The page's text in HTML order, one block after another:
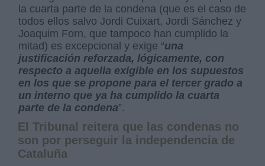
la cuarta parte de la condena (que es el caso de
todos ellos salvo Jordi Cuixart, Jordi Sánchez y
Joaquim Forn, que tampoco han cumplido la
mitad) es excepcional y exige “una
justificación reforzada, lógicamente, con
respecto a aquella exigible en los supuestos
en los que se propone para el tercer grado a
un interno que ya ha cumplido la cuarta
parte de la condena”.
El Tribunal reitera que las condenas no
son por perseguir la independencia de
Cataluña